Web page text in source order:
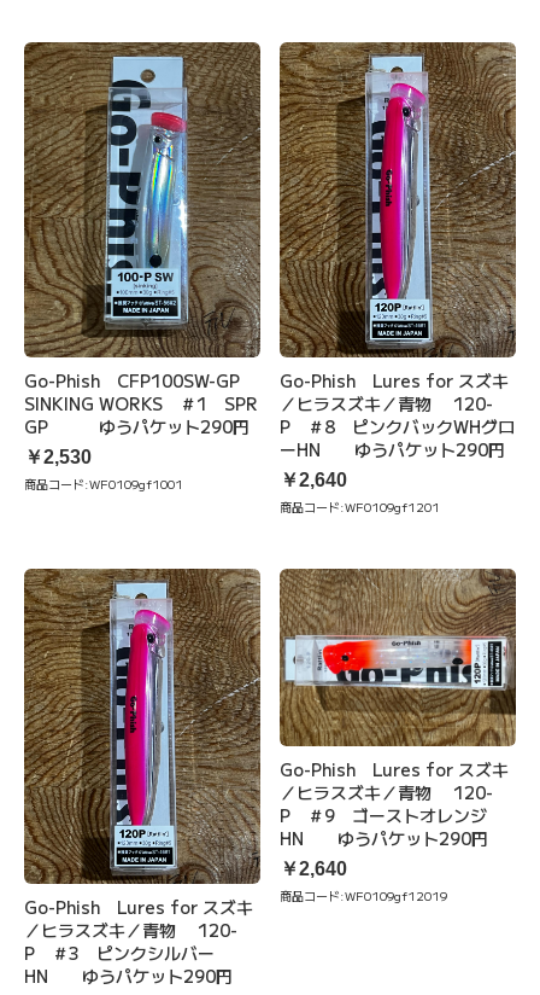
Go-Phish CFP100SW-GP
SINKING WORKS ＃1 SPR
GP ゆうパケット290円
￥2,530
商品コード:WF0109gf1001
Go-Phish Lures for スズキ
／ヒラスズキ／青物 120-
P ＃8 ピンクバックWHグロ
ーHN ゆうパケット290円
￥2,640
商品コード:WF0109gf1201
Go-Phish Lures for スズキ
／ヒラスズキ／青物 120-
P ＃3 ピンクシルバー
HN ゆうパケット290円
Go-Phish Lures for スズキ
／ヒラスズキ／青物 120-
P ＃9 ゴーストオレンジ
HN ゆうパケット290円
￥2,640
商品コード:WF0109gf12019